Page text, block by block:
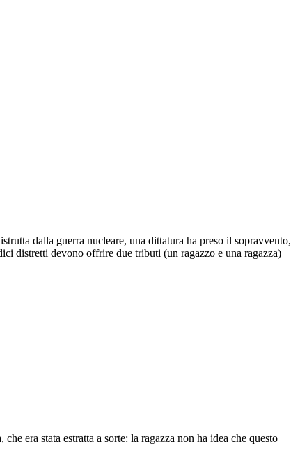
dalla guerra nucleare, una dittatura ha preso il sopravvento,
distretti devono offrire due tributi (un ragazzo e una ragazza)
che era stata estratta a sorte: la ragazza non ha idea che questo